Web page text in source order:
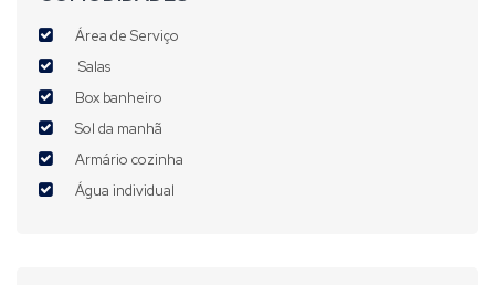
Área de Serviço
Salas
Box banheiro
Sol da manhã
Armário cozinha
Água individual